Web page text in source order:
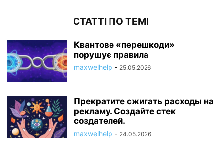
СТАТТІ ПО ТЕМІ
Квантове «перешкоди»
порушує правила
maxwelhelp - 25.05.2026
Прекратите сжигать расходы на
рекламу. Создайте стек
создателей.
maxwelhelp - 24.05.2026